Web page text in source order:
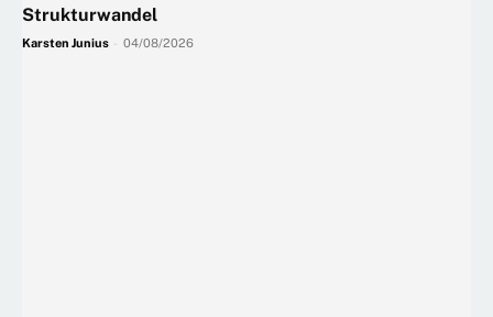
Strukturwandel
Karsten Junius 04/08/2026